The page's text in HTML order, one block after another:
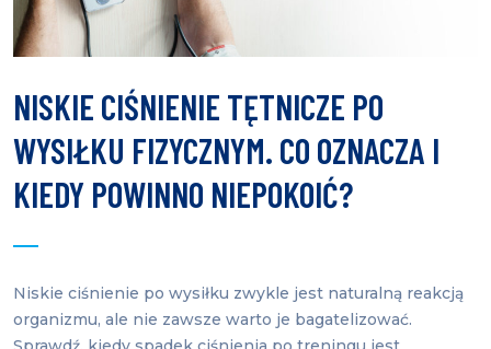
NISKIE CIŚNIENIE TĘTNICZE PO
WYSIŁKU FIZYCZNYM. CO OZNACZA I
KIEDY POWINNO NIEPOKOIĆ?
Niskie ciśnienie po wysiłku zwykle jest naturalną reakcją
organizmu, ale nie zawsze warto je bagatelizować.